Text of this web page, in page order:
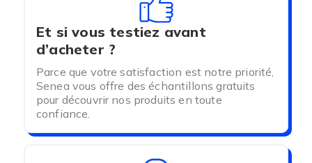
Et si vous testiez avant
d’acheter ?
Parce que votre satisfaction est notre priorité,
Senea vous offre des échantillons gratuits
pour découvrir nos produits en toute
confiance.